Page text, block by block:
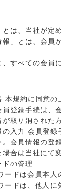
とは、当社が定
報」とは、会
、すべての会員
本規約に同意の
員登録手続は、
が取り消された
の入力 会員登録
。会員情報の登
合は当社にて
の管理
ードは会員本人
ードは、他人に